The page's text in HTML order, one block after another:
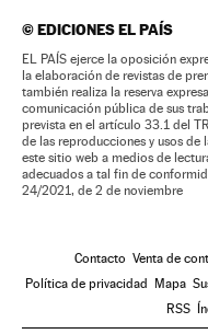
©EDICIONES EL PAÍS
EL PAÍS ejerce la oposición
la elaboración de revistas de
también realiza la reserva
comunicación pública de sus
prevista en el artículo 33.1 del
de las reproducciones y usos de
este sitio web a medios de
adecuados a tal fin de
24/2021, de 2 de noviembre
Contacto Venta de
Política de privacidad
Mapa
RSS